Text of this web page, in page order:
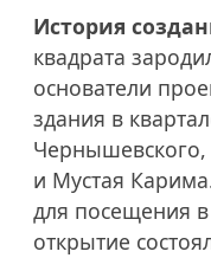
История
квадрата
основатели
здания в
и Мустая
для посещения
открытие